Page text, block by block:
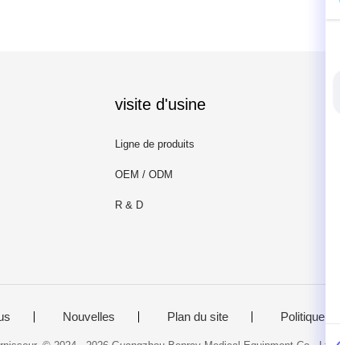
visite d'usine
Ligne de produits
OEM / ODM
R & D
Nouvelles Plan du site Politique